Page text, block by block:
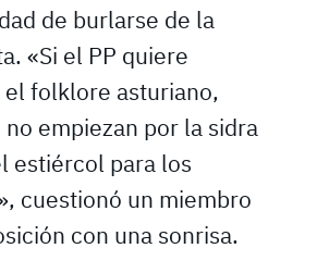
de burlarse de la
«Si el PP quiere
folklore asturiano,
no empiezan por la sidra
estiércol para los
cuestionó un miembro
con una sonrisa.